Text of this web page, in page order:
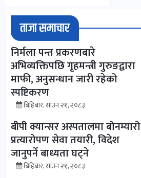
ताजा समाचार
निर्मला पन्त प्रकरणबारे
अभिव्यक्तिपछि गृहमन्त्री गुरुङद्वारा
माफी, अनुसन्धान जारी रहेको
स्पष्टिकरण
बिहिबार, साउन २१, २०८३
बीपी क्यान्सर अस्पतालमा बोनम्यारो
प्रत्यारोपण सेवा तयारी, विदेश
जानुपर्ने बाध्यता घट्ने
बिहिबार, साउन २१, २०८३